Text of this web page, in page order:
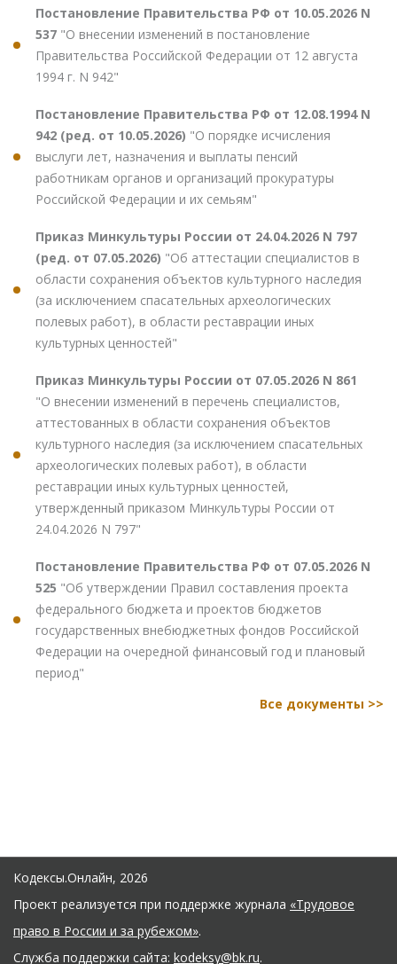
Постановление Правительства РФ от 10.05.2026 N
537 "О внесении изменений в постановление
Правительства Российской Федерации от 12 августа
1994 г. N 942"
Постановление Правительства РФ от 12.08.1994 N
942 (ред. от 10.05.2026) "О порядке исчисления
выслуги лет, назначения и выплаты пенсий
работникам органов и организаций прокуратуры
Российской Федерации и их семьям"
Приказ Минкультуры России от 24.04.2026 N 797
(ред. от 07.05.2026) "Об аттестации специалистов в
области сохранения объектов культурного наследия
(за исключением спасательных археологических
полевых работ), в области реставрации иных
культурных ценностей"
Приказ Минкультуры России от 07.05.2026 N 861
"О внесении изменений в перечень специалистов,
аттестованных в области сохранения объектов
культурного наследия (за исключением спасательных
археологических полевых работ), в области
реставрации иных культурных ценностей,
утвержденный приказом Минкультуры России от
24.04.2026 N 797"
Постановление Правительства РФ от 07.05.2026 N
525 "Об утверждении Правил составления проекта
федерального бюджета и проектов бюджетов
государственных внебюджетных фондов Российской
Федерации на очередной финансовый год и плановый
период"
Все документы >>
Кодексы.Онлайн, 2026
Проект реализуется при поддержке журнала «Трудовое
право в России и за рубежом».
Служба поддержки сайта: kodeksy@bk.ru.